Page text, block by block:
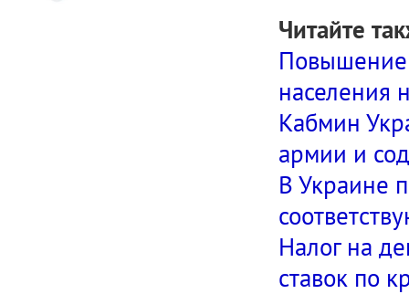
Читайте
Повышение
населения
Кабмин
армии и
В Украине
Налог на
ставок по